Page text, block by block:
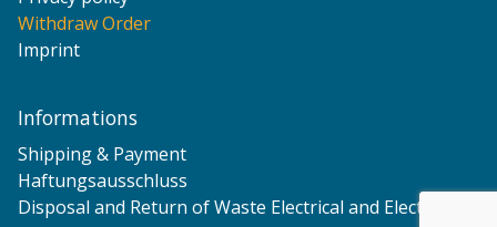
Withdraw Order
Imprint
Informations
Shipping & Payment
Haftungsausschluss
Disposal and Return of Waste Electrical and Electronic